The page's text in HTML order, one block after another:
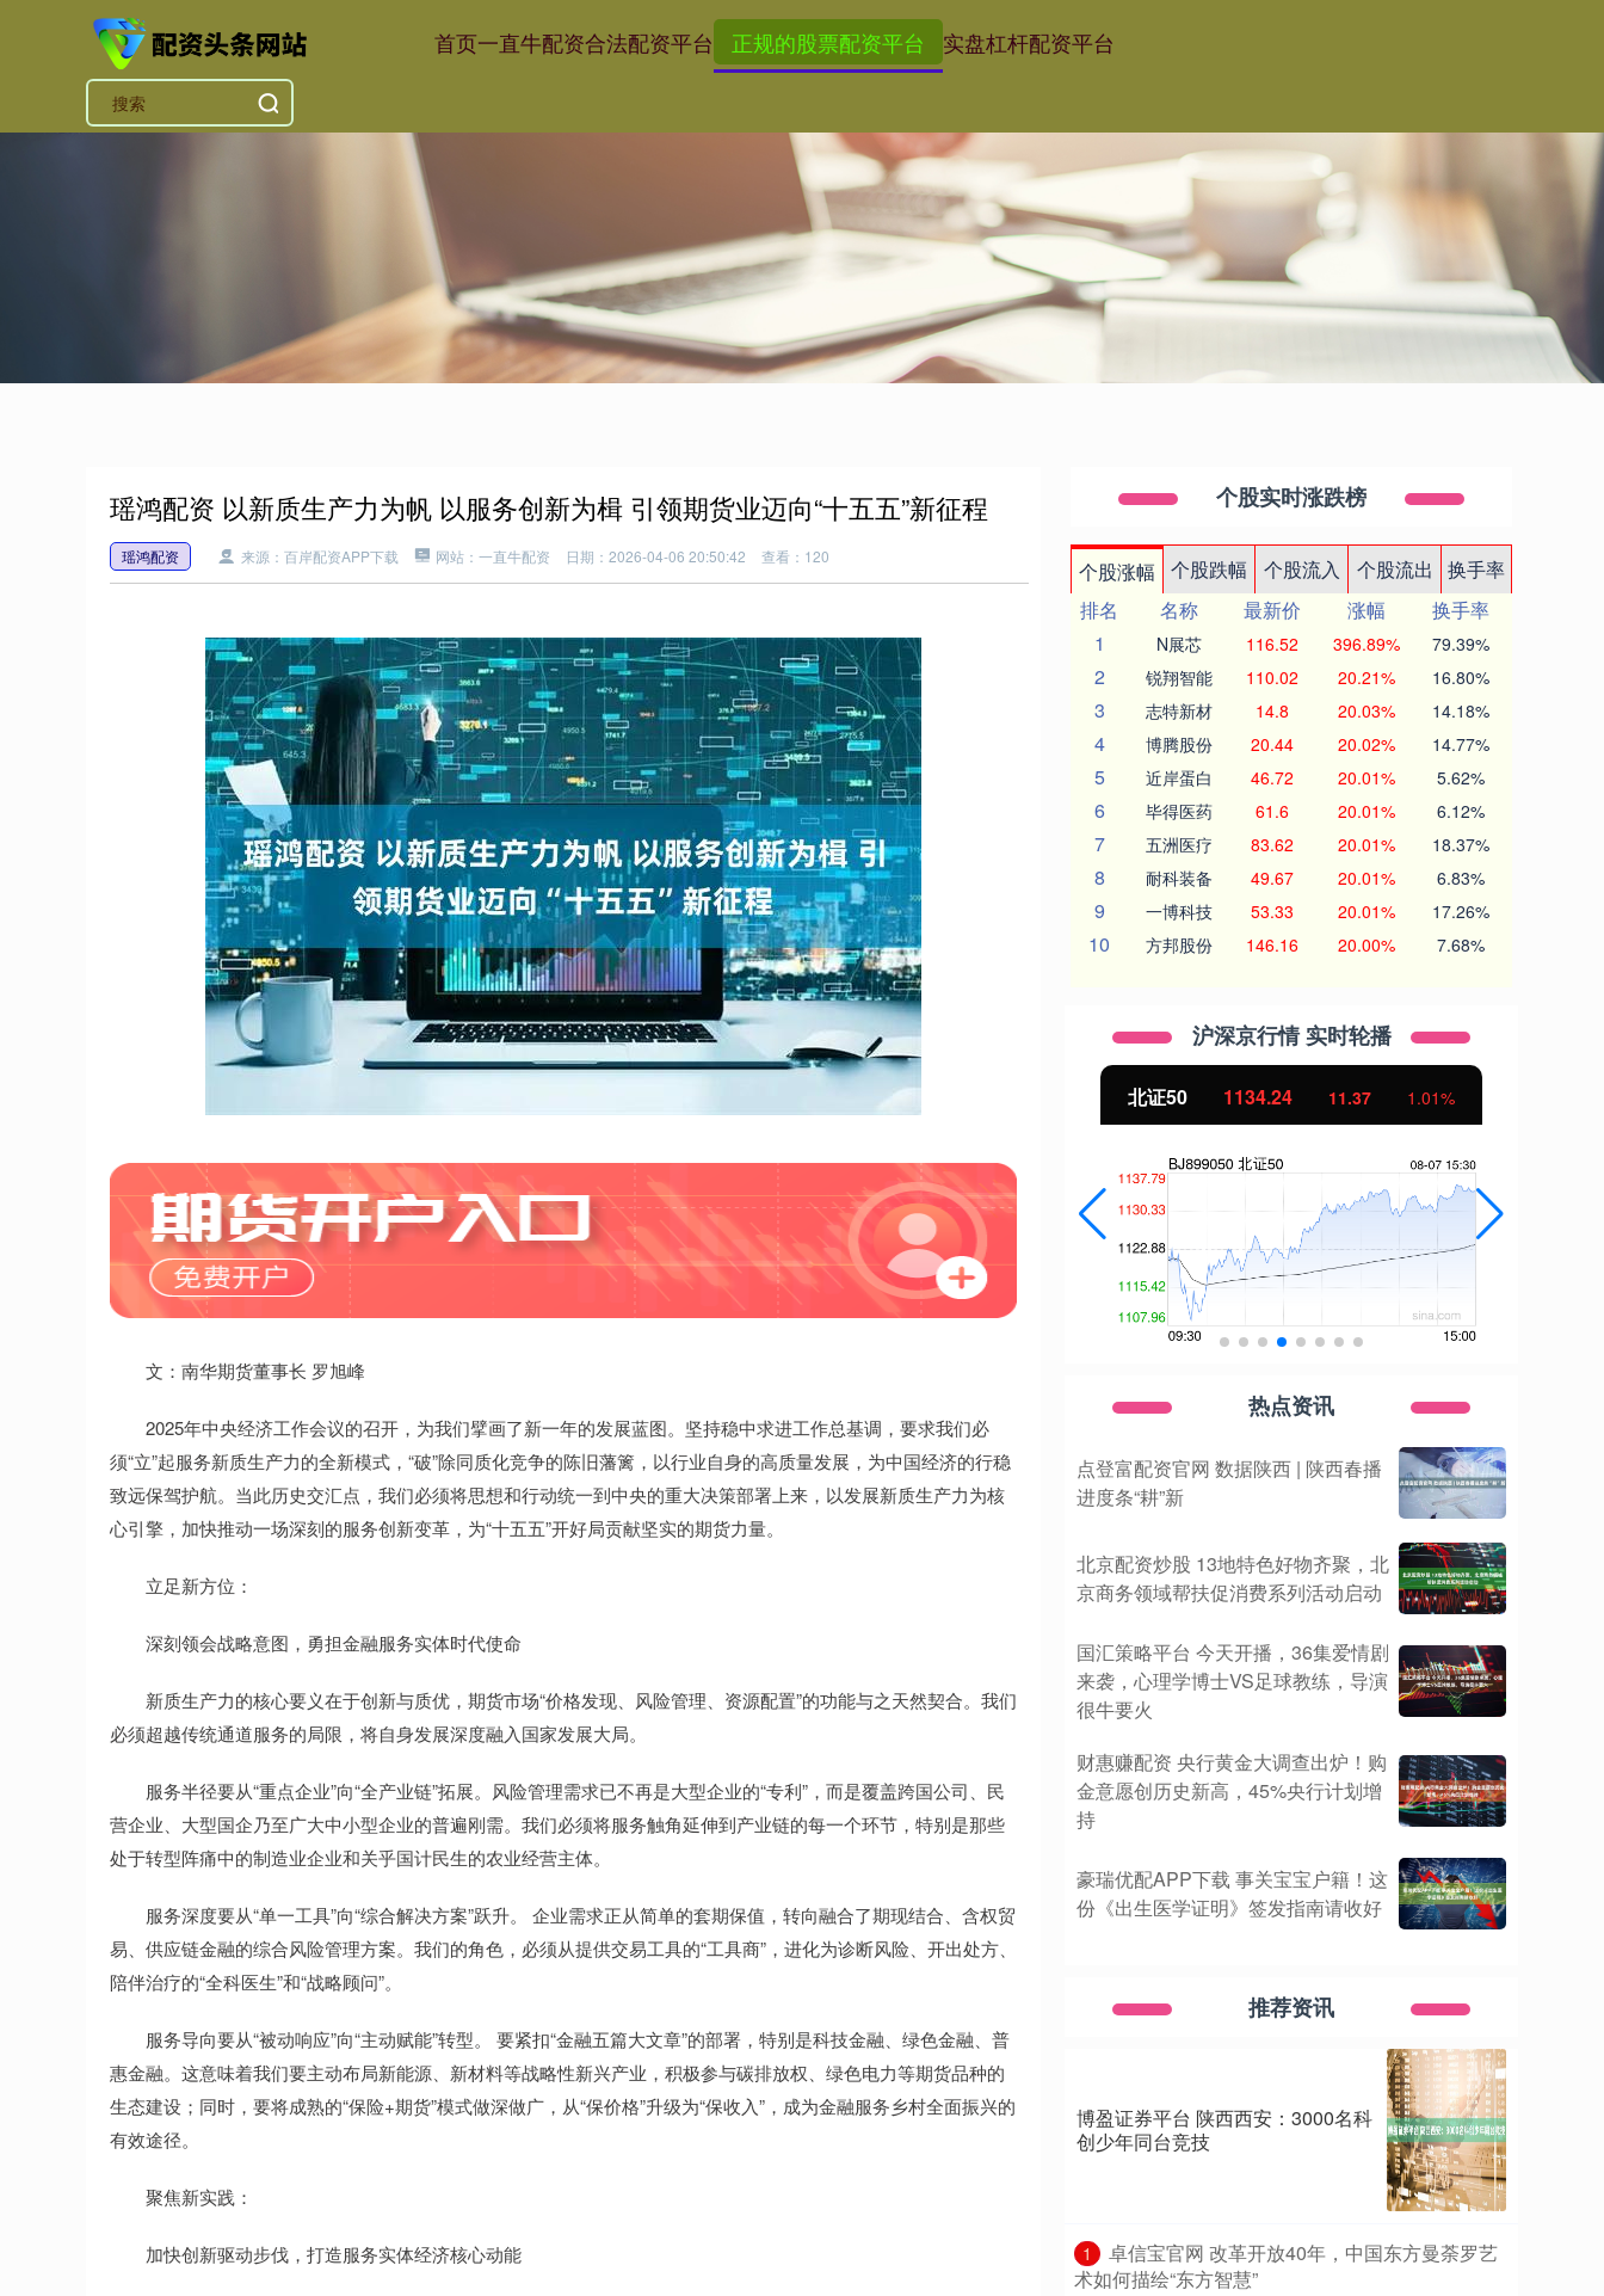
首页一直牛配资合法配资平台 正规的股票配资平台 实盘杠杆配资平台
瑶鸿配资 以新质生产力为帆 以服务创新为楫 引领期货业迈向“十五五”新征程
瑶鸿配资 来源：百岸配资APP下载 网站：一直牛配资 日期：2026-04-06 20:50:42 查看：120
文：南华期货董事长 罗旭峰
2025年中央经济工作会议的召开，为我们擘画了新一年的发展蓝图。坚持稳中求进工作总基调，要求我们必
须“立”起服务新质生产力的全新模式，“破”除同质化竞争的陈旧藩篱，以行业自身的高质量发展，为中国经济的行稳
致远保驾护航。当此历史交汇点，我们必须将思想和行动统一到中央的重大决策部署上来，以发展新质生产力为核
心引擎，加快推动一场深刻的服务创新变革，为“十五五”开好局贡献坚实的期货力量。
立足新方位：
深刻领会战略意图，勇担金融服务实体时代使命
新质生产力的核心要义在于创新与质优，期货市场“价格发现、风险管理、资源配置”的功能与之天然契合。我们
必须超越传统通道服务的局限，将自身发展深度融入国家发展大局。
服务半径要从“重点企业”向“全产业链”拓展。风险管理需求已不再是大型企业的“专利”，而是覆盖跨国公司、民
营企业、大型国企乃至广大中小型企业的普遍刚需。我们必须将服务触角延伸到产业链的每一个环节，特别是那些
处于转型阵痛中的制造业企业和关乎国计民生的农业经营主体。
服务深度要从“单一工具”向“综合解决方案”跃升。 企业需求正从简单的套期保值，转向融合了期现结合、含权贸
易、供应链金融的综合风险管理方案。我们的角色，必须从提供交易工具的“工具商”，进化为诊断风险、开出处方、
陪伴治疗的“全科医生”和“战略顾问”。
服务导向要从“被动响应”向“主动赋能”转型。 要紧扣“金融五篇大文章”的部署，特别是科技金融、绿色金融、普
惠金融。这意味着我们要主动布局新能源、新材料等战略性新兴产业，积极参与碳排放权、绿色电力等期货品种的
生态建设；同时，要将成熟的“保险+期货”模式做深做广，从“保价格”升级为“保收入”，成为金融服务乡村全面振兴的
有效途径。
聚焦新实践：
加快创新驱动步伐，打造服务实体经济核心动能
个股实时涨跌榜
个股涨幅 个股跌幅 个股流入 个股流出
换手率
排名
名称 最新价 涨幅
换手率
1
N展芯 116.52 396.89% 79.39%
2 锐翔智能 110.02 20.21% 16.80%
3 志特新材 14.8 20.03% 14.18%
4 博腾股份 20.44 20.02% 14.77%
5 近岸蛋白 46.72 20.01% 5.62%
6 毕得医药 61.6 20.01% 6.12%
7 五洲医疗 83.62 20.01% 18.37%
8 耐科装备 49.67 20.01% 6.83%
9 一博科技 53.33 20.01% 17.26%
10 方邦股份 146.16 20.00% 7.68%
沪深京行情 实时轮播
43.13 北证50 1134.24 11.37 1.01%
热点资讯
点登富配资官网 数据陕西 | 陕西春播
进度条“耕”新
北京配资炒股 13地特色好物齐聚，北
京商务领域帮扶促消费系列活动启动
国汇策略平台 今天开播，36集爱情剧
来袭，心理学博士VS足球教练，导演
很牛要火
财惠赚配资 央行黄金大调查出炉！购
金意愿创历史新高，45%央行计划增
持
豪瑞优配APP下载 事关宝宝户籍！这
份《出生医学证明》签发指南请收好
推荐资讯
博盈证券平台 陕西西安：3000名科
创少年同台竞技
1
​卓信宝官网 改革开放40年，中国东方曼荼罗艺
术如何描绘“东方智慧”